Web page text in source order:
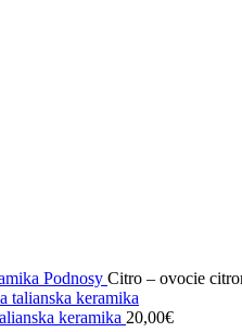
Podnosy Citro – ovocie
keramika 20,00€